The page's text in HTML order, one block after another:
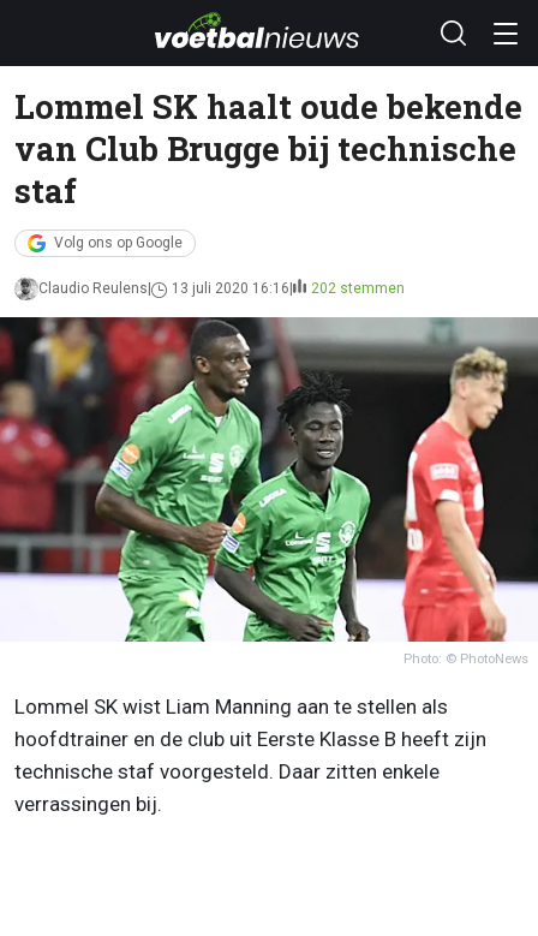
Lommel SK haalt oude bekende
van Club Brugge bij technische
staf
Volg ons op Google
Claudio Reulens 13 juli 2020 16:16 202 stemmen
Photo: © PhotoNews
Lommel SK wist Liam Manning aan te stellen als
hoofdtrainer en de club uit Eerste Klasse B heeft zijn
technische staf voorgesteld. Daar zitten enkele
verrassingen bij.